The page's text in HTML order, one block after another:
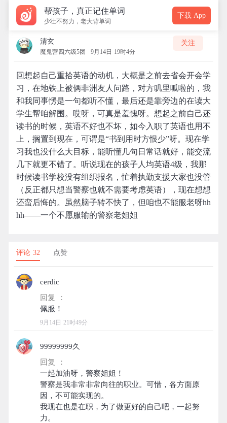
帮孩子，真正记住单词
少壮不努力，老大背单词
下载 App
清玄
魔鬼营四六级5团 9月14日 19时4分
关注
回想起自己重拾英语的动机，大概是之前去省会开会学
习，在地铁上被俩非洲友人问路，对方叽里呱啦的，我
和我同事愣是一句都听不懂，最后还是靠旁边的在读大
学生帮咱解围。哎呀，可真是羞愧呀。想起之前自己还
读书的时候，英语不好也不坏，如今入职了英语也用不
上，搁置到现在，可谓是“书到用时方恨少”呀。现在学
习我也没什么大目标，能听懂几句日常话就好，能交流
几下就更不错了。听说现在的孩子人均英语4级，我那
时候读书学校没有组织报名，忙着执勤支援大家也没管
（反正都只想当警察也就不需要考虑英语），现在想想
还蛮后悔的。虽然脑子转不快了，但咱也不能服老呀hh
hh——一个不愿服输的警察老姐姐
评论 32 点赞
cerdic
回复 ：
9月14日 21时49分
99999999久
回复 ：
一起加油呀，警察姐姐！
警察是我非常非常向往的职业。可惜，各方面原
因，不可能实现的。
我现在也是在职，为了做更好的自己吧，一起努